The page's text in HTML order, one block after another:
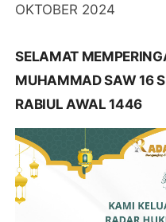
OKTOBER 2024
SELAMAT
MUHAMMAD SAW 16
RABIUL AWAL 1446